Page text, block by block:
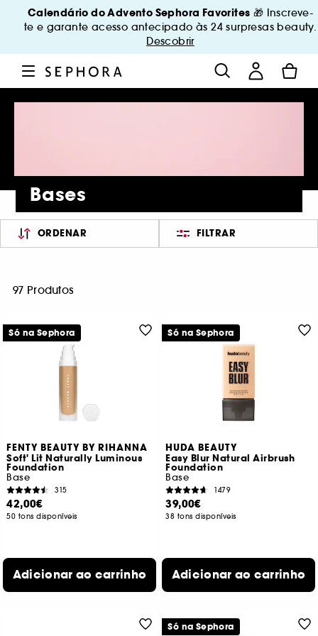
Calendário do Advento Sephora Favorites 🎁 Inscreve-
te e garante acesso antecipado às 24 surpresas beauty.
Descobrir
Bases
ORDENAR FILTRAR
97 Produtos
FENTY BEAUTY BY RIHANNA
Soft' Lit Naturally Luminous
Foundation
Base
315
42,00€
50 tons disponíveis
Adicionar ao carrinho
Só na Sephora
HUDA BEAUTY
Easy Blur Natural Airbrush
Foundation
Base
1479
39,00€
38 tons disponíveis
Adicionar ao carrinho
Só na Sephora
Só na Sephora